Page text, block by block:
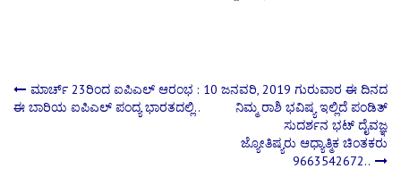
Post
ಮಾರ್ಚ್‌ 23ರಿಂದ ಐಪಿಎಲ್ ಆರಂಭ :
ಈ ಬಾರಿಯ ಐಪಿಎಲ್ ಪಂದ್ಯ ಭಾರತದಲ್ಲಿ..
10 ಜನವರಿ, 2019 ಗುರುವಾರ ಈ ದಿನದ
ನಿಮ್ಮ ರಾಶಿ ಭವಿಷ್ಯ ಇಲ್ಲಿದೆ ಪಂಡಿತ್
ಸುದರ್ಶನ ಭಟ್ ದೈವಜ್ಞ
ಜ್ಯೋತಿಷ್ಯರು ಆಧ್ಯಾತ್ಮಿಕ ಚಿಂತಕರು
9663542672..